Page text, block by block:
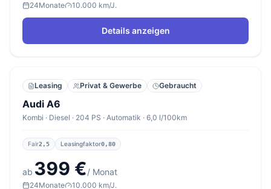
24Monate 10.000 km/J.
Details anzeigen
Leasing Privat & Gewerbe Gebraucht
Audi A6
Kombi · Diesel · 204 PS · Automatik · 6,0 l/100km
Fair2,5 Leasingfaktor0,80
ab 399 €/ Monat
24Monate 10.000 km/J.